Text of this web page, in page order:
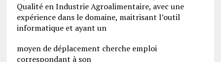
Qualité en Industrie Agroalimentaire, avec une
expérience dans le domaine, maitrisant l’outil
informatique et ayant un
moyen de déplacement cherche emploi
correspondant à son